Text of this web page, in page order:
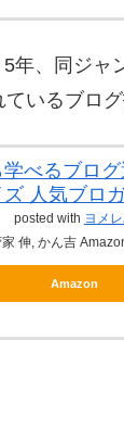
年、同ジャ
いるブログ
べるブロ
人気ブロ
posted with ヨメ
家 伸, かん吉
Amazon